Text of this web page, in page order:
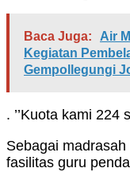
Baca Juga:
Air
Kegiatan
Gempollegungi
. ’’Kuota kami 224
Sebagai
fasilitas guru